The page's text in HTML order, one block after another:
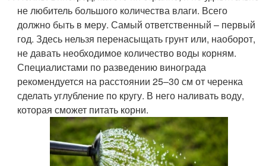
не любитель большого количества влаги. Всего
должно быть в меру. Самый ответственный – первый
год. Здесь нельзя перенасыщать грунт или, наоборот,
не давать необходимое количество воды корням.
Специалистами по разведению винограда
рекомендуется на расстоянии 25–30 см от черенка
сделать углубление по кругу. В него наливать воду,
которая сможет питать корни.